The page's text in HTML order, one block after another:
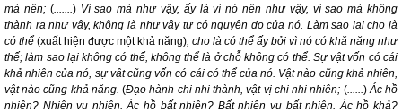
mà nên; (.......)Vì sao mà như vậy, ấy là vì nó nên như vậy, vì sao mà không
thành ra như vậy, không là như vậy tự có nguyên do của nó. Làm sao lại cho là
có thể (xuất hiện được một khả năng), cho là có thể ấy bởi vì nó có khă năng như
thế; làm sao lại không có thể, không thể là ở chỗ không có thể. Sự vật vốn có cái
khả nhiên của nó, sự vật cũng vốn có cái có thể của nó. Vật nào cũng khả nhiên,
vật nào cũng khả năng.(Đạo hành chi nhi thành, vật vị chi nhi nhiên; (......)Ác hồ
nhiên? Nhiên vu nhiên. Ác hồ bất nhiên? Bất nhiên vu bất nhiên. Ác hồ khả?